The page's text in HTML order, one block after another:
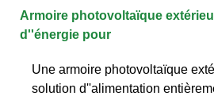
Armoire photovoltaïque
d''énergie pour
Une armoire photovoltaïque
solution d''alimentation